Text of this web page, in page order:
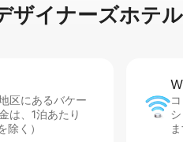
ザ⁠イ⁠ナ⁠ー⁠ズホ⁠テ⁠
区にあるバケー
は、1泊あたり
く）